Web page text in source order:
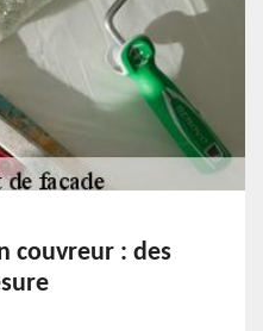
couvreur : des